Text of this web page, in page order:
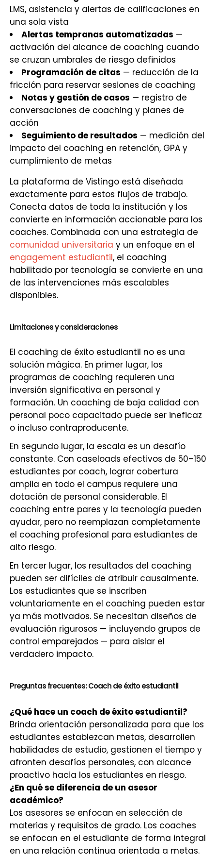
LMS, asistencia y alertas de calificaciones en
una sola vista
Alertas tempranas automatizadas —
activación del alcance de coaching cuando
se cruzan umbrales de riesgo definidos
Programación de citas — reducción de la
fricción para reservar sesiones de coaching
Notas y gestión de casos — registro de
conversaciones de coaching y planes de
acción
Seguimiento de resultados — medición del
impacto del coaching en retención, GPA y
cumplimiento de metas
La plataforma de Vistingo está diseñada
exactamente para estos flujos de trabajo.
Conecta datos de toda la institución y los
convierte en información accionable para los
coaches. Combinada con una estrategia de
comunidad universitaria y un enfoque en el
engagement estudiantil, el coaching
habilitado por tecnología se convierte en una
de las intervenciones más escalables
disponibles.
Limitaciones y consideraciones
El coaching de éxito estudiantil no es una
solución mágica. En primer lugar, los
programas de coaching requieren una
inversión significativa en personal y
formación. Un coaching de baja calidad con
personal poco capacitado puede ser ineficaz
o incluso contraproducente.
En segundo lugar, la escala es un desafío
constante. Con caseloads efectivos de 50–150
estudiantes por coach, lograr cobertura
amplia en todo el campus requiere una
dotación de personal considerable. El
coaching entre pares y la tecnología pueden
ayudar, pero no reemplazan completamente
el coaching profesional para estudiantes de
alto riesgo.
En tercer lugar, los resultados del coaching
pueden ser difíciles de atribuir causalmente.
Los estudiantes que se inscriben
voluntariamente en el coaching pueden estar
ya más motivados. Se necesitan diseños de
evaluación rigurosos — incluyendo grupos de
control emparejados — para aislar el
verdadero impacto.
Preguntas frecuentes: Coach de éxito estudiantil
¿Qué hace un coach de éxito estudiantil?
Brinda orientación personalizada para que los
estudiantes establezcan metas, desarrollen
habilidades de estudio, gestionen el tiempo y
afronten desafíos personales, con alcance
proactivo hacia los estudiantes en riesgo.
¿En qué se diferencia de un asesor
académico?
Los asesores se enfocan en selección de
materias y requisitos de grado. Los coaches
se enfocan en el estudiante de forma integral
en una relación continua orientada a metas.